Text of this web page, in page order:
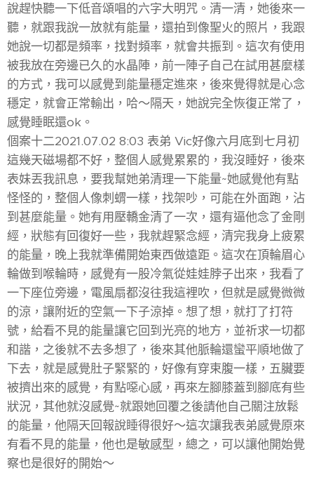
說趕快聽一下低音頌唱的六字大明咒。清一清，她後來一
聽，就跟我說一放就有能量，還拍到像聖火的照片，我跟
她說一切都是頻率，找對頻率，就會共振到。這次有使用
被我放在旁邊已久的水晶陣，前一陣子自己在試用甚麼樣
的方式，我可以感覺到能量穩定進來，後來覺得就是心念
穩定，就會正常輸出，哈～隔天，她說完全恢復正常了，
感覺睡眠還ok。
個案十二2021.07.02 8:03 表弟 Vic好像六月底到七月初
這幾天磁場都不好，整個人感覺累累的，我沒睡好，後來
表妹丟我訊息，要我幫她弟清理一下能量~她感覺他有點
怪怪的，整個人像刺蝟一樣，找架吵，可能在外面跑，沾
到甚麼能量。她有用壓轎金清了一次，還有逼他念了金剛
經，狀態有回復好一些，我就趕緊念經，清完我身上疲累
的能量，晚上我就準備開始東西做遠距。這次在頂輪眉心
輪做到喉輪時，感覺有一股冷氣從娃娃脖子出來，我看了
一下座位旁邊，電風扇都沒往我這裡吹，但就是感覺微微
的涼，讓附近的空氣一下子涼掉。想了想，就打了打符
號，給看不見的能量讓它回到光亮的地方，並祈求一切都
和諧，之後就不去多想了，後來其他脈輪還蠻平順地做了
下去，就是感覺肚子緊緊的，好像有穿束腹一樣，五臟要
被擠出來的感覺，有點噁心感，再來左腳膝蓋到腳底有些
狀況，其他就沒感覺~就跟她回覆之後請他自己關注放鬆
的能量，他隔天回報說睡得很好～這次讓我表弟感覺原來
有看不見的能量，他也是敏感型，總之，可以讓他開始覺
察也是很好的開始～